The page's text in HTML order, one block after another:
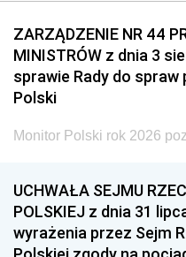
2011
2008
2005
1996
1993
1990
ZARZĄDZENIE NR 44
MINISTRÓW z dnia 3
sprawie Rady do
Polski
Monitor Polski rok 2026
UCHWAŁA SEJMU
POLSKIEJ z dnia 31
wyrażenia przez Sejm